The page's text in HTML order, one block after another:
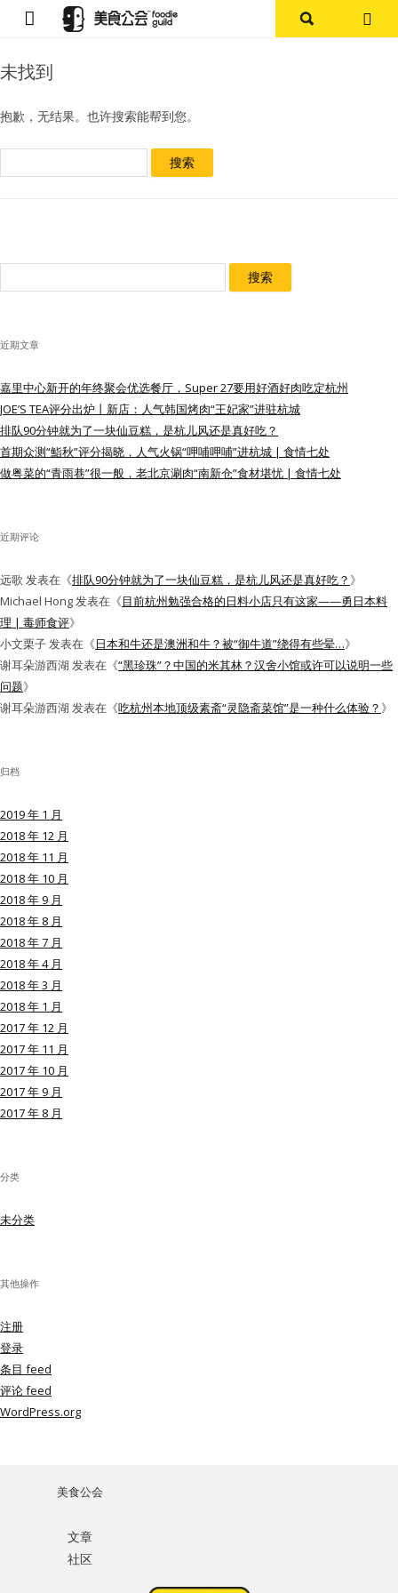
用户名或Email
密码
记住我的登录状态
探店报告
水区
公会活动
私家厨房
未找到
抱歉，无结果。也许搜索能帮到您。
索：
索：
近期文章
嘉里中心新开的年终聚会优选餐厅，Super 27要用好酒好肉吃定杭州
JOE’S TEA评分出炉丨新店：人气韩国烤肉“王妃家”进驻杭城
排队90分钟就为了一块仙豆糕，是杭儿风还是真好吃？
首期众测“鮨秋”评分揭晓，人气火锅“呷哺呷哺”进杭城 | 食情七处
做粤菜的“青雨巷”很一般，老北京涮肉“南新仓”食材堪忧 | 食情七处
近期评论
远歌 发表在《排队90分钟就为了一块仙豆糕，是杭儿风还是真好吃？ 》
Michael Hong发表在《目前杭州勉强合格的日料小店只有这家——勇日本料
理 | 毒师食评》
小文栗子发表在《日本和牛还是澳洲和牛？被“御牛道”绕得有些晕…》
谢耳朵游西湖 发表在《“黑珍珠”？中国的米其林？汉舍小馆或许可以说明一些
问题》
谢耳朵游西湖 发表在《吃杭州本地顶级素斋“灵隐斋菜馆”是一种什么体验？ 》
归档
2019 年 1 月
2018 年 12 月
2018 年 11 月
2018 年 10 月
2018 年 9 月
2018 年 8 月
2018 年 7 月
2018 年 4 月
2018 年 3 月
2018 年 1 月
2017 年 12 月
2017 年 11 月
2017 年 10 月
2017 年 9 月
2017 年 8 月
分类
未分类
其他操作
注册
登录
条目 feed
评论 feed
WordPress.org
美食公会
文章
社区